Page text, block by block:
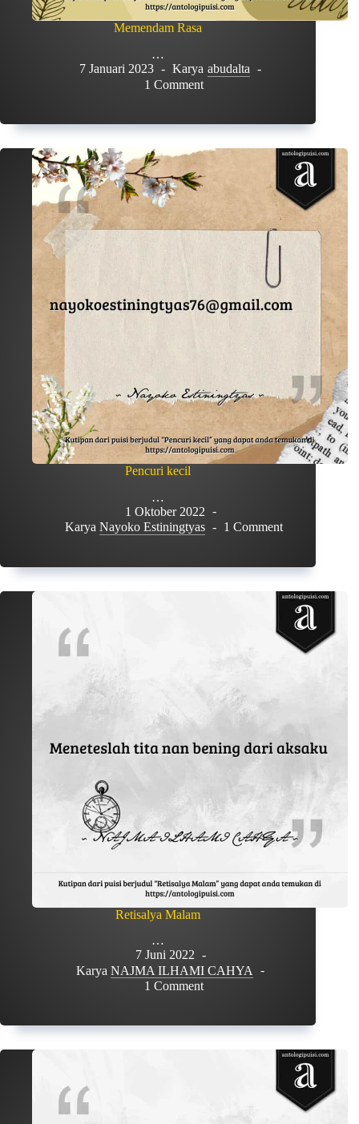
Memendam Rasa
…
7 Januari 2023
Karya abudalta
1 Comment
Pencuri kecil
…
1 Oktober 2022
Karya Nayoko Estiningtyas 1 Comment
Retisalya Malam
…
7 Juni 2022
Karya NAJMA ILHAMI CAHYA
1 Comment